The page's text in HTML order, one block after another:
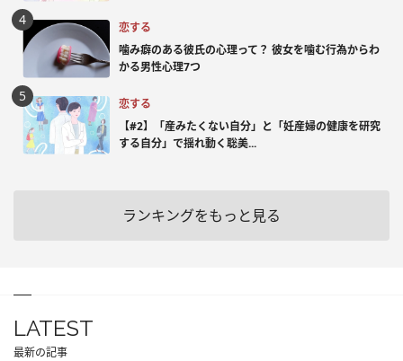
恋する
噛み癖のある彼氏の心理って？ 彼女を噛む行為からわ
かる男性心理7つ
恋する
【#2】「産みたくない自分」と「妊産婦の健康を研究
する自分」で揺れ動く聡美...
ランキングをもっと見る
LATEST
最新の記事